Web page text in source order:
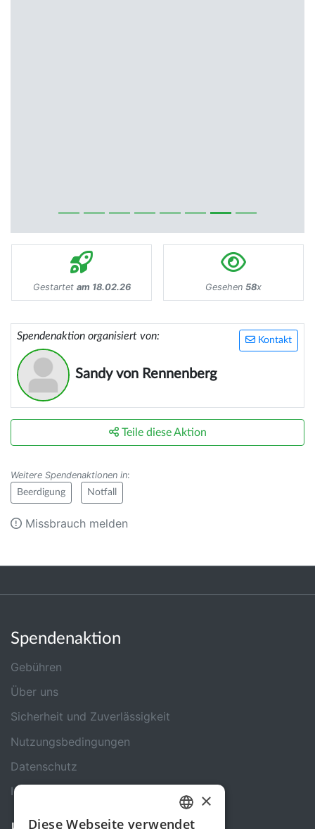
Gestartet am 18.02.26 Gesehen 58x
Kontakt
Spendenaktion organisiert von:
Sandy von Rennenberg
Teile diese Aktion
Weitere Spendenaktionen in:
Beerdigung Notfall
Missbrauch melden
Spendenaktion
Gebühren
Über uns
Sicherheit und Zuverlässigkeit
Nutzungsbedingungen
Datenschutz
Impressum
×
Diese Webseite verwendet